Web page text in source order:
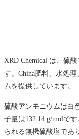
XRD Chemical は、硫
す。China肥料、水処
ムを提供しています。
硫酸アンモニウムは白
子量は132.14 g/molで
られる無機硫酸塩であ